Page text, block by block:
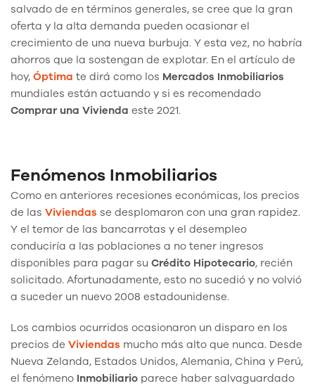
salvado de en términos generales, se cree que la gran
oferta y la alta demanda pueden ocasionar el
crecimiento de una nueva burbuja. Y esta vez, no habría
ahorros que la sostengan de explotar. En el artículo de
hoy, Óptima te dirá como los Mercados Inmobiliarios
mundiales están actuando y si es recomendado
Comprar una Vivienda este 2021.
Fenómenos Inmobiliarios
Como en anteriores recesiones económicas, los precios
de las Viviendas se desplomaron con una gran rapidez.
Y el temor de las bancarrotas y el desempleo
conduciría a las poblaciones a no tener ingresos
disponibles para pagar su Crédito Hipotecario, recién
solicitado. Afortunadamente, esto no sucedió y no volvió
a suceder un nuevo 2008 estadounidense.
Los cambios ocurridos ocasionaron un disparo en los
precios de Viviendas mucho más alto que nunca. Desde
Nueva Zelanda, Estados Unidos, Alemania, China y Perú,
el fenómeno Inmobiliario parece haber salvaguardado